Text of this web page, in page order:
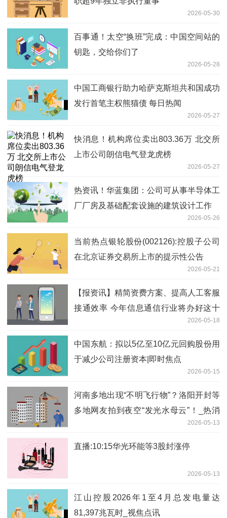
2026-05-30
百事通！太空“换班”完成：中国空间站的
钥匙，交给你们了
2026-05-28
中国工商银行助力哈萨克斯坦共和国成功
发行首笔主权熊猫债 每日热闻
2026-05-27
快消息！机构席位卖出803.36万 北交所
上市公司朗信电气登龙虎榜
2026-05-27
热资讯！华蓝集团：公司可从事半导体工
厂厂房及基础配套设施的建筑设计工作
2026-05-26
当前热点银轮股份(002126):控股子公司
在北京证券交易所上市的提示性公告
2026-05-21
【报资讯】精简资费方案、提高人工客服
接通效率 今年信息通信行业将办好这十
2026-05-18
中国东航：拟以5亿至10亿元回购股份用
于减少公司注册资本|即时焦点
2026-05-15
河南多地出现“不明飞行物”？洛阳开封等
多地网友拍到夜空“发光水母云”！_热消
2026-05-13
直播:10:15华光环能等3股封涨停
2026-05-13
江山控股2026年1至4月总发电量达
81,397兆瓦时_视焦点讯